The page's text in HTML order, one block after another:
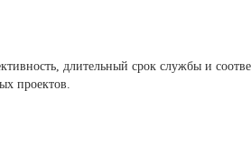
длительный срок службы и
проектов.